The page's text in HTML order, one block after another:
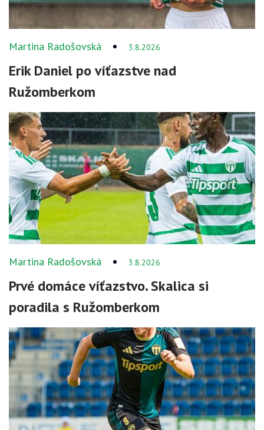
Martina Radošovská 3.8.2026
Erik Daniel po víťazstve nad
Ružomberkom
Martina Radošovská 3.8.2026
Prvé domáce víťazstvo. Skalica si
poradila s Ružomberkom